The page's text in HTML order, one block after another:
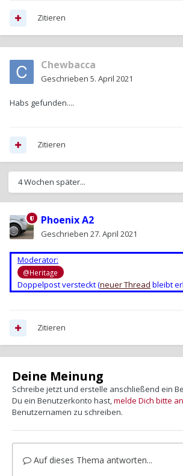
Zitieren
Chewbacca
Geschrieben 5. April 2021
Habs gefunden....
Zitieren
4 Wochen später...
Phoenix A2
Geschrieben 27. April 2021
Moderator:
@Heritage
Doppelpost versteckt (neuer Thread bleibt
Zitieren
Deine Meinung
Schreibe jetzt und erstelle anschließend ein
Du ein Benutzerkonto hast,melde Dich bitte an
Benutzernamen zu schreiben.
Auf dieses Thema antworten...